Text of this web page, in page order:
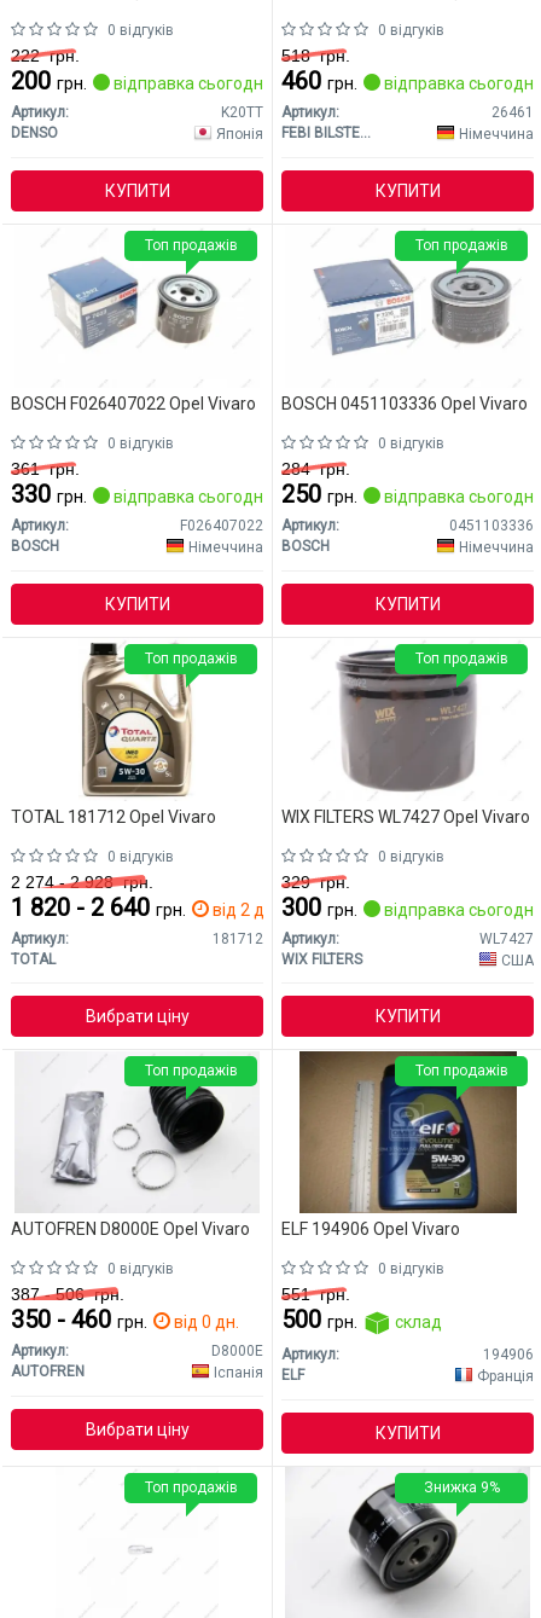
0 відгуків
222грн.
200 грн. відправка сьогодні
Артикул:
K20TT
DENSO
Японія
КУПИТИ
0 відгуків
518грн.
460 грн. відправка сьогодні
Артикул:
26461
FEBI BILSTEIN
Німеччина
КУПИТИ
BOSCH F026407022 Opel Vivaro
0 відгуків
361грн.
330 грн. відправка сьогодні
Артикул:
F026407022
BOSCH
Німеччина
КУПИТИ
Топ продажів
BOSCH 0451103336 Opel Vivaro
0 відгуків
284грн.
250 грн. відправка сьогодні
Артикул:
0451103336
BOSCH
Німеччина
КУПИТИ
Топ продажів
TOTAL 181712 Opel Vivaro
0 відгуків
2 274 - 2 928грн.
1 820 - 2 640 грн. від 2 дн.
Артикул:
181712
TOTAL
Вибрати ціну
Топ продажів
WIX FILTERS WL7427 Opel Vivaro
0 відгуків
329грн.
300 грн. відправка сьогодні
Артикул:
WL7427
WIX FILTERS
США
КУПИТИ
Топ продажів
AUTOFREN D8000E Opel Vivaro
0 відгуків
387 - 506грн.
350 - 460 грн. від 0 дн.
Артикул:
D8000E
AUTOFREN
Іспанія
Вибрати ціну
Топ продажів
ELF 194906 Opel Vivaro
0 відгуків
551грн.
500 грн. склад
Артикул:
194906
ELF
Франція
КУПИТИ
Топ продажів
Топ продажів Знижка 9%